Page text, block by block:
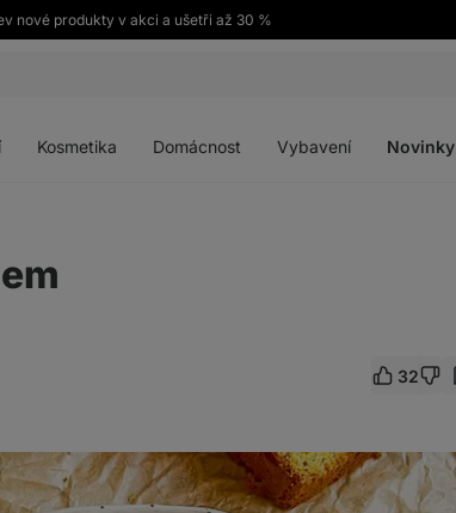
nové produkty v akci a ušetři až 30 %
Kosmetika Domácnost Vybavení Novinky
32